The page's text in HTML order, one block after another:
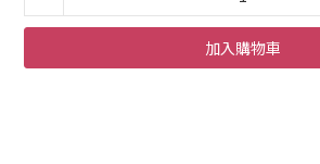
加入購物車